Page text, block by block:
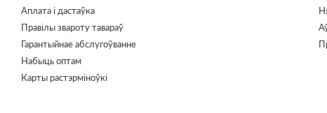
Аплата і дастаўка
Правілы звароту тавараў
Гарантыйнае абслугоўванне
Набыць оптам
Карты растэрміноўкі